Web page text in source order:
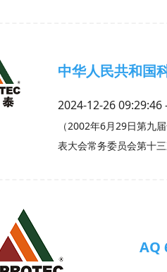
中华人民共和国
2024-12-26 09:29:46
（2002年6月29日第九
表大会常务委员会
AQ